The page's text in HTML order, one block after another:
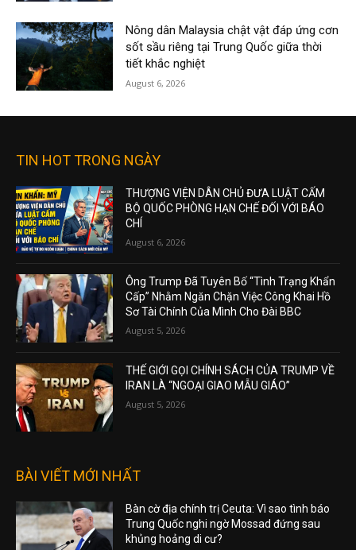
Nông dân Malaysia chật vật đáp ứng cơn
sốt sầu riêng tại Trung Quốc giữa thời
tiết khắc nghiệt
August 6, 2026
TIN HOT TRONG NGÀY
THƯỢNG VIỆN DÂN CHỦ ĐƯA LUẬT CẤM
BỘ QUỐC PHÒNG HẠN CHẾ ĐỐI VỚI BÁO
CHÍ
August 6, 2026
Ông Trump Đã Tuyên Bố “Tình Trạng Khẩn
Cấp” Nhằm Ngăn Chặn Việc Công Khai Hồ
Sơ Tài Chính Của Mình Cho Đài BBC
August 5, 2026
THẾ GIỚI GỌI CHÍNH SÁCH CỦA TRUMP VỀ
IRAN LÀ “NGOẠI GIAO MẪU GIÁO”
August 5, 2026
BÀI VIẾT MỚI NHẤT
Bàn cờ địa chính trị Ceuta: Vì sao tình báo
Trung Quốc nghi ngờ Mossad đứng sau
khủng hoảng di cư?